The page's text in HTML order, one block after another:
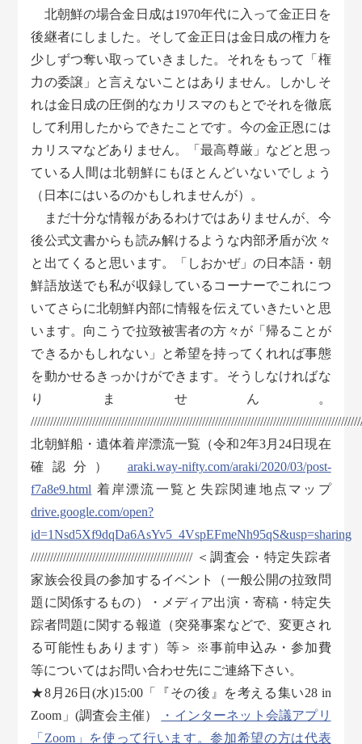
北朝鮮の場合金日成は1970年代に入って金正日を
後継者にしました。そして金正日は金日成の権力を
少しずつ奪い取っていきました。それをもって「権
力の委譲」と言えないことはありません。しかしそ
れは金日成の圧倒的なカリスマのもとでそれを徹底
して利用したからできたことです。今の金正恩には
カリスマなどありません。「最高尊厳」などと思っ
ている人間は北朝鮮にもほとんどいないでしょう
（日本にはいるのかもしれませんが）。
まだ十分な情報があるわけではありませんが、今
後公式文書からも読み解けるような内部矛盾が次々
と出てくると思います。「しおかぜ」の日本語・朝
鮮語放送でも私が収録しているコーナーでこれにつ
いてさらに北朝鮮内部に情報を伝えていきたいと思
います。向こうで拉致被害者の方々が「帰ることが
できるかもしれない」と希望を持ってくれれば事態
を動かせるきっかけができます。そうしなければな
りません。
北朝鮮船・遺体着岸漂流一覧（令和2年3月24日現在
確認分） araki.way-nifty.com/araki/2020/03/post-
f7a8e9.html 着岸漂流一覧と失踪関連地点マップ
drive.google.com/open?
id=1Nsd5Xf9dqDa6AsYv5_4VspEFmeNh95qS&usp=sharing
////////////////////////////////////////////////// ＜調査会・特定失踪者
家族会役員の参加するイベント（一般公開の拉致問
題に関係するもの）・メディア出演・寄稿・特定失
踪者問題に関する報道（突発事案などで、変更され
る可能性もあります）等＞ ※事前申込み・参加費
等についてはお問い合わせ先にご連絡下さい。
★8月26日(水)15:00「『その後』を考える集い28 in
Zoom」(調査会主催）
・インターネット会議アプリ
「Zoom」を使って行います。参加希望の方は代表